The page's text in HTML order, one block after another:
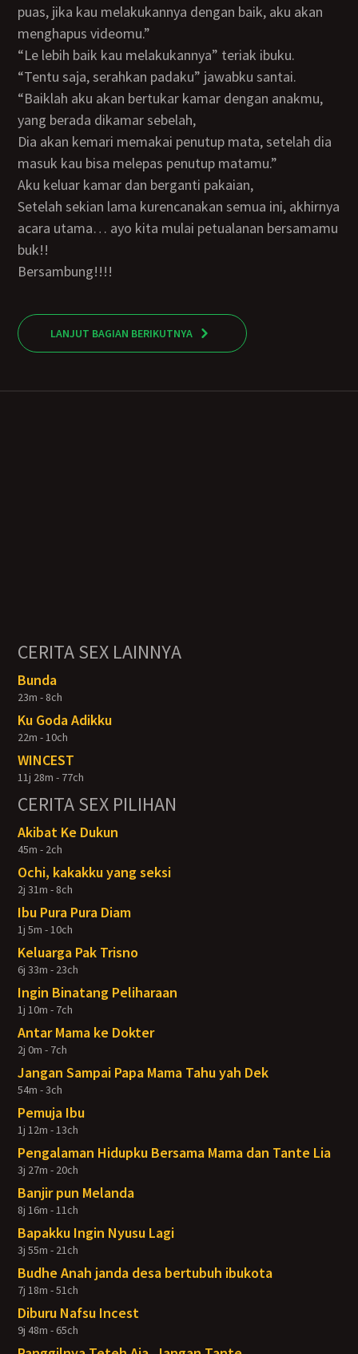
puas, jika kau melakukannya dengan baik, aku akan
menghapus videomu.”
“Le lebih baik kau melakukannya” teriak ibuku.
“Tentu saja, serahkan padaku” jawabku santai.
“Baiklah aku akan bertukar kamar dengan anakmu,
yang berada dikamar sebelah,
dia akan kemari memakai penutup mata, setelah dia
masuk kau bisa melepas penutup matamu.”
Aku keluar kamar dan berganti pakaian,
Setelah sekian lama kurencanakan semua ini, akhirnya
acara utama… ayo kita mulai petualanan bersamamu
buk!!
Bersambung!!!!
LANJUT BAGIAN BERIKUTNYA
CERITA SEX LAINNYA
Bunda
23m - 8ch
Ku Goda Adikku
22m - 10ch
WINCEST
11j 28m - 77ch
CERITA SEX PILIHAN
Akibat Ke Dukun
45m - 2ch
Ochi, kakakku yang seksi
2j 31m - 8ch
Ibu Pura Pura Diam
1j 5m - 10ch
Keluarga Pak Trisno
6j 33m - 23ch
Ingin Binatang Peliharaan
1j 10m - 7ch
Antar Mama ke Dokter
2j 0m - 7ch
Jangan Sampai Papa Mama Tahu yah Dek
54m - 3ch
Pemuja Ibu
1j 12m - 13ch
Pengalaman Hidupku Bersama Mama dan Tante Lia
3j 27m - 20ch
Banjir pun Melanda
8j 16m - 11ch
Bapakku Ingin Nyusu Lagi
3j 55m - 21ch
Budhe Anah janda desa bertubuh ibukota
7j 18m - 51ch
Diburu Nafsu Incest
9j 48m - 65ch